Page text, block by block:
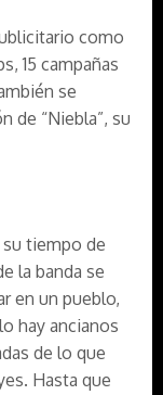
como
15 campañas
se
de “Niebla”, su
su tiempo de
la banda se
en un pueblo,
hay ancianos
de lo que
Hasta que